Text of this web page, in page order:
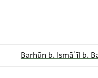
Barhūn b. Ismāʿīl b.